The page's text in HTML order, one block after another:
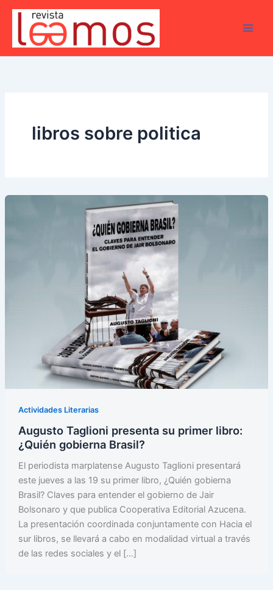
contenido
libros sobre politica
Actividades Literarias
Augusto Taglioni presenta su primer libro:
¿Quién gobierna Brasil?
El periodista marplatense Augusto Taglioni presentará
este jueves a las 19 su primer libro, ¿Quién gobierna
Brasil? Claves para entender el gobierno de Jair
Bolsonaro y que publica Cooperativa Editorial Azucena.
La presentación coordinada conjuntamente con Hacia el
sur libros, se llevará a cabo en modalidad virtual a través
de las redes sociales y el […]